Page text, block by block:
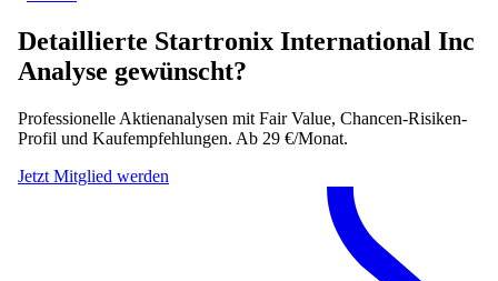
Detaillierte Startronix International Inc
Analyse gewünscht?
Professionelle Aktienanalysen mit Fair Value, Chancen-Risiken-
Profil und Kaufempfehlungen. Ab 29 €/Monat.
Jetzt Mitglied werden